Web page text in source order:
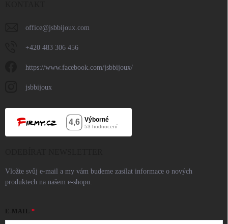
office@jsbbijoux.com
+420 483 306 456
https://www.facebook.com/jsbbijoux/
jsbbijoux
Vložte svůj e-mail a my vám budeme zasílat informace o nových
produktech na našem e-shopu.
E-MAIL